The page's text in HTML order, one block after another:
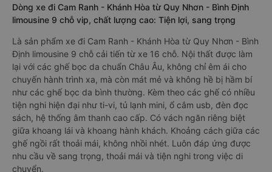
Dòng xe đi Cam Ranh - Khánh Hòa từ Quy Nhơn - Bình Định
limousine 9 chỗ vip, chất lượng cao: Tiện lợi, sang trọng
Là sản phẩm xe đi Cam Ranh - Khánh Hòa từ Quy Nhơn - Bình
Định limousine 9 chỗ cải tiến từ xe 16 chỗ. Nội thất được làm
lại với các ghế bọc da chuẩn Châu Âu, không chỉ êm ái cho
chuyến hành trình xa, mà còn mát mẻ và không hề bị hầm bí
như các ghế bọc da bình thường. Kèm theo các ghế có nhiều
tiện nghi hiện đại như ti-vi, tủ lạnh mini, ổ cắm usb, đèn đọc
sách, hệ thống âm thanh cao cấp. Có vách ngăn riêng biệt
giữa khoang lái và khoang hành khách. Khoảng cách giữa các
ghế ngồi rất thoải mái, không nhồi nhét. Luôn đáp ứng được
nhu cầu về sang trọng, thoải mái và tiện nghi trong việc di
chuyển.